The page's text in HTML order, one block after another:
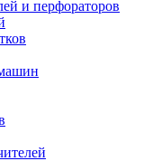
и перфораторов